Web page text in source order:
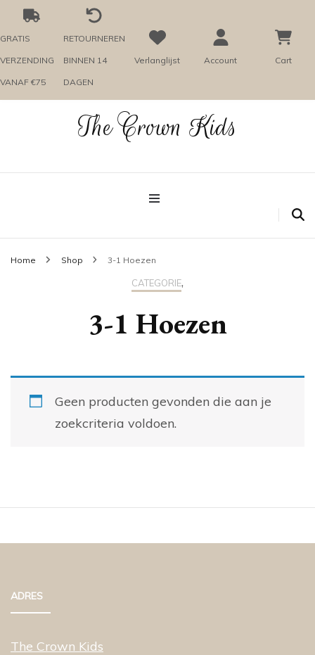
The Crown Kids
Home Shop 3-1 Hoezen
CATEGORIE,
3-1 Hoezen
Geen producten gevonden die aan je
zoekcriteria voldoen.
ADRES
The Crown Kids
GRATIS
VERZENDING
VANAF €75
RETOURNEREN
BINNEN 14
DAGEN
Verlanglijst Account Cart